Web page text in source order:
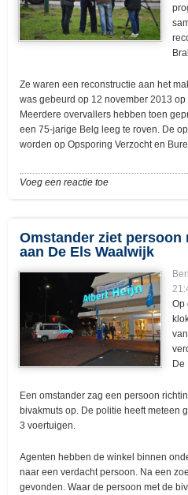
Ze waren een reconstructie aan het
was gebeurd op 12 november 2013
Meerdere overvallers hebben toen
een 75-jarige Belg leeg te roven. De
worden op Opsporing Verzocht en
Voeg een reactie toe
Omstander ziet persoon
aan De Els Waalwijk
Op
De
Een omstander zag een persoon
bivakmuts op. De politie heeft meteen
3 voertuigen.
Agenten hebben de winkel binnen
naar een verdacht persoon. Na een
gevonden. Waar de persoon met de